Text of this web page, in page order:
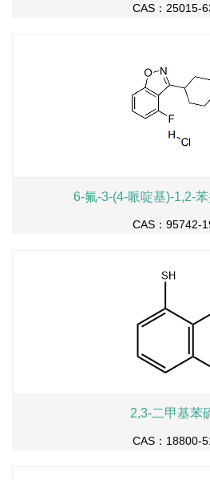
CAS：25015-
6-氟-3-(4-哌啶基)-1,2-
CAS：95742-
2,3-二甲基苯
CAS：18800-